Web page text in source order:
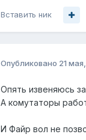
Вставить ник
Опубликовано 21
Опять извеняюсь
А комутаторы
И Файр вол не